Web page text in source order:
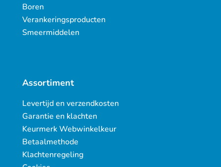
Boren
Verankeringsproducten
Smeermiddelen
Assortiment
Levertijd en verzendkosten
Garantie en klachten
Keurmerk Webwinkelkeur
Betaalmethode
Klachtenregeling